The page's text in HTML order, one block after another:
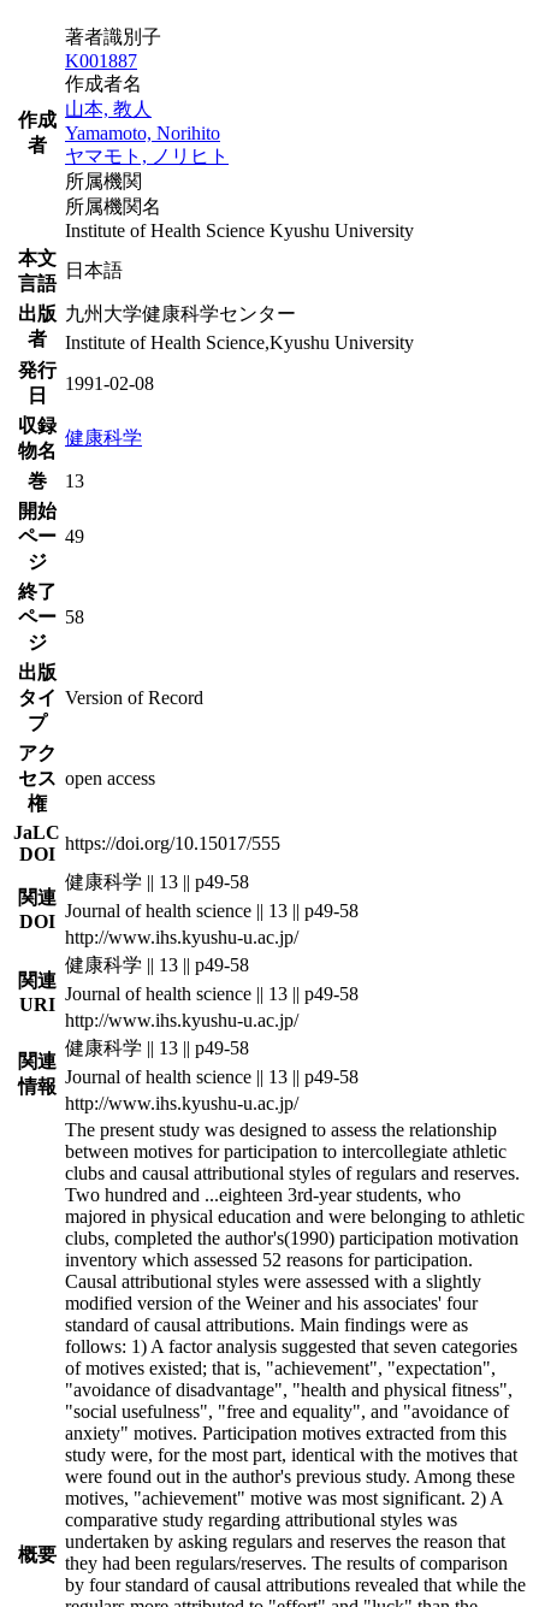
作成
者
著者識別子
K001887
作成者名
山本, 教人
Yamamoto, Norihito
ヤマモト, ノリヒト
所属機関
所属機関名
Institute of Health Science Kyushu University
本文
言語
日本語
出版
者
九州大学健康科学センター
Institute of Health Science,Kyushu University
発行
日
1991-02-08
収録
物名
健康科学
巻
13
開始
ペー
ジ
49
終了
ペー
ジ
58
出版
タイ
プ
Version of Record
アク
セス
権
open access
JaLC
DOI
https://doi.org/10.15017/555
関連
DOI
健康科学 || 13 || p49-58
Journal of health science || 13 || p49-58
http://www.ihs.kyushu-u.ac.jp/
関連
URI
健康科学 || 13 || p49-58
Journal of health science || 13 || p49-58
http://www.ihs.kyushu-u.ac.jp/
関連
情報
健康科学 || 13 || p49-58
Journal of health science || 13 || p49-58
http://www.ihs.kyushu-u.ac.jp/
概要
The present study was designed to assess the relationship
between motives for participation to intercollegiate athletic
clubs and causal attributional styles of regulars and reserves.
Two hundred and ...eighteen 3rd-year students, who
majored in physical education and were belonging to athletic
clubs, completed the author's(1990) participation motivation
inventory which assessed 52 reasons for participation.
Causal attributional styles were assessed with a slightly
modified version of the Weiner and his associates' four
standard of causal attributions. Main findings were as
follows: 1) A factor analysis suggested that seven categories
of motives existed; that is, "achievement", "expectation",
"avoidance of disadvantage", "health and physical fitness",
"social usefulness", "free and equality", and "avoidance of
anxiety" motives. Participation motives extracted from this
study were, for the most part, identical with the motives that
were found out in the author's previous study. Among these
motives, "achievement" motive was most significant. 2) A
comparative study regarding attributional styles was
undertaken by asking regulars and reserves the reason that
they had been regulars/reserves. The results of comparison
by four standard of causal attributions revealed that while the